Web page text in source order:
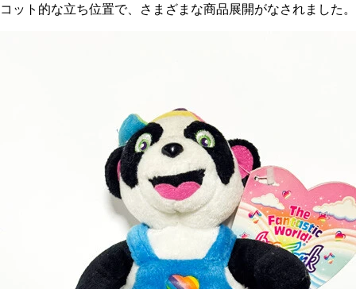
コット的な立ち位置で、さまざまな商品展開がなされました。